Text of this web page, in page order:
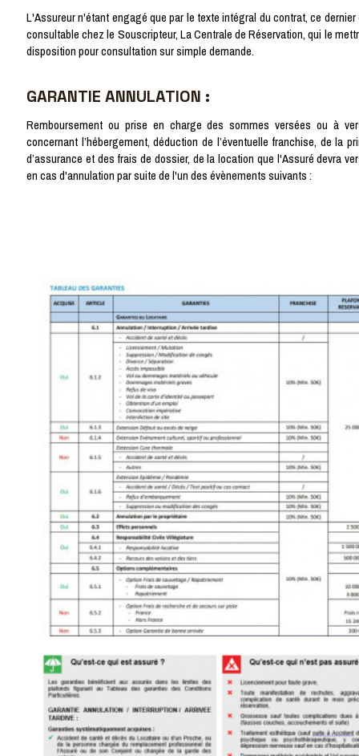
L'Assureur n'étant engagé que par le texte intégral du contrat, ce
consultable chez le Souscripteur, La Centrale de Réservation, qui le
disposition pour consultation sur simple demande.
GARANTIE ANNULATION :
Remboursement ou prise en charge des sommes versées ou à
concernant l’hébergement, déduction de l’éventuelle franchise, de la
d’assurance et des frais de dossier, de la location que l'Assuré devra
en cas d'annulation par suite de l'un des évènements suivants :